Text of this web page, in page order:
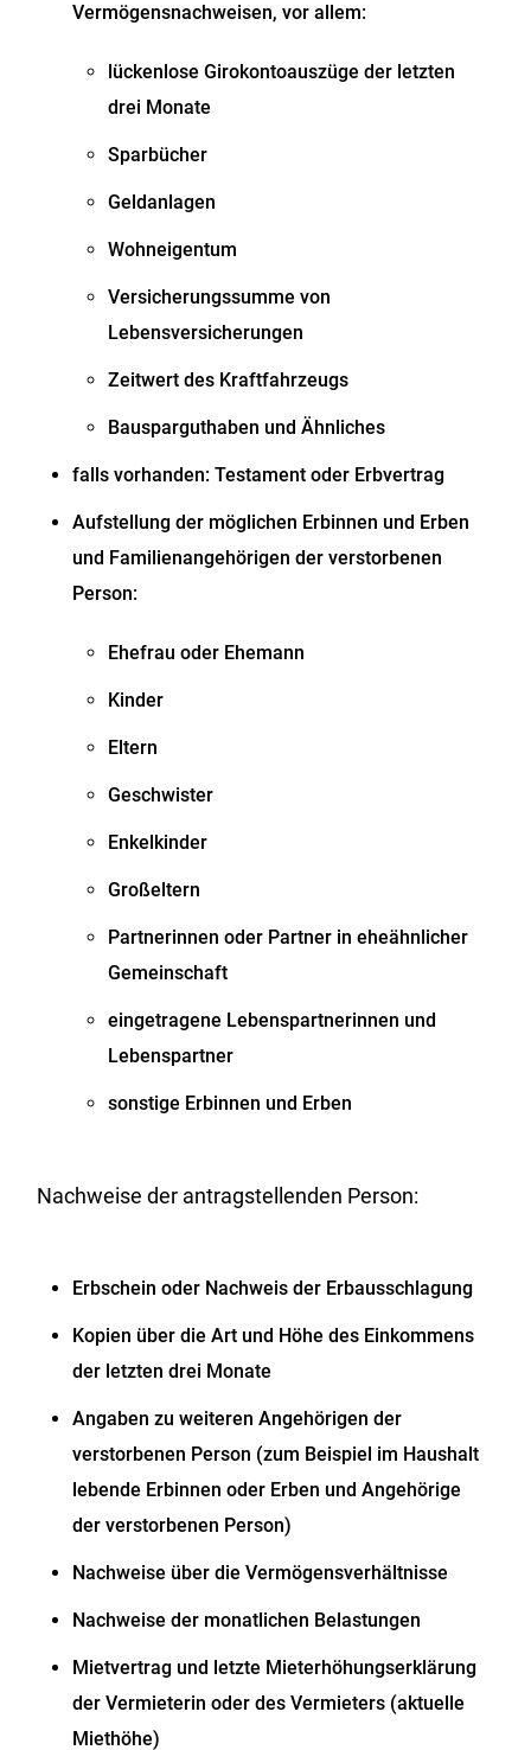
Vermögensnachweisen, vor allem:
lückenlose Girokontoauszüge der letzten
drei Monate
Sparbücher
Geldanlagen
Wohneigentum
Versicherungssumme von
Lebensversicherungen
Zeitwert des Kraftfahrzeugs
Bausparguthaben und Ähnliches
falls vorhanden: Testament oder Erbvertrag
Aufstellung der möglichen Erbinnen und Erben
und Familienangehörigen der verstorbenen
Person:
Ehefrau oder Ehemann
Kinder
Eltern
Geschwister
Enkelkinder
Großeltern
Partnerinnen oder Partner in eheähnlicher
Gemeinschaft
eingetragene Lebenspartnerinnen und
Lebenspartner
sonstige Erbinnen und Erben
Nachweise der antragstellenden Person:
Erbschein oder Nachweis der Erbausschlagung
Kopien über die Art und Höhe des Einkommens
der letzten drei Monate
Angaben zu weiteren Angehörigen der
verstorbenen Person (zum Beispiel im Haushalt
lebende Erbinnen oder Erben und Angehörige
der verstorbenen Person)
Nachweise über die Vermögensverhältnisse
Nachweise der monatlichen Belastungen
Mietvertrag und letzte Mieterhöhungserklärung
der Vermieterin oder des Vermieters (aktuelle
Miethöhe)